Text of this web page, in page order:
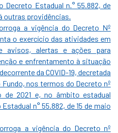
Decreto Estadual n.° 55.882, de
outras providências.
a vigência do Decreto Nº
o exercício das atividades em
avisos, alertas e ações para
e enfrentamento à situação
da COVID-19, decretada
nos termos do Decreto nº
de 2021 e, no âmbito estadual
n° 55.882, de 15 de maio
a vigência do Decreto nº